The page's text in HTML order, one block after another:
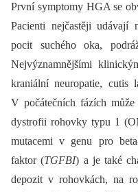
První symptomy HGA se
Pacienti nejčastěji udávají
pocit suchého oka,
Nejvýznamnějšími
kraniální neuropatie, cutis
V počátečních fázích
dystrofii rohovky typu 1
mutacemi v genu pro
faktor (TGFBI) a je také
depozit v rohovkách, na